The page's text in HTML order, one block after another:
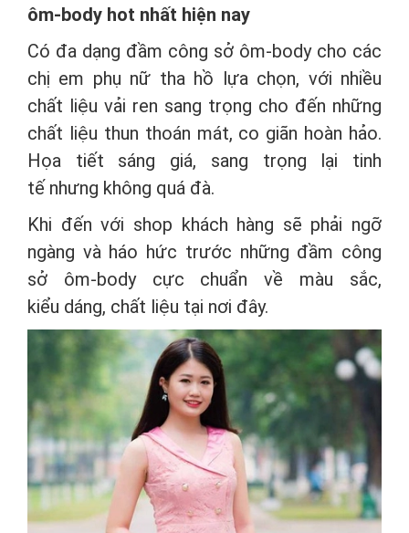
ôm-body hot nhất hiện nay
Có đa dạng đầm công sở ôm-body cho các
chị em phụ nữ tha hồ lựa chọn, với nhiều
chất liệu vải ren sang trọng cho đến những
chất liệu thun thoán mát, co giãn hoàn hảo.
Họa tiết sáng giá, sang trọng lại tinh
tế nhưng không quá đà.
Khi đến với shop khách hàng sẽ phải ngỡ
ngàng và háo hức trước những đầm công
sở ôm-body cực chuẩn về màu sắc,
kiểu dáng, chất liệu tại nơi đây.